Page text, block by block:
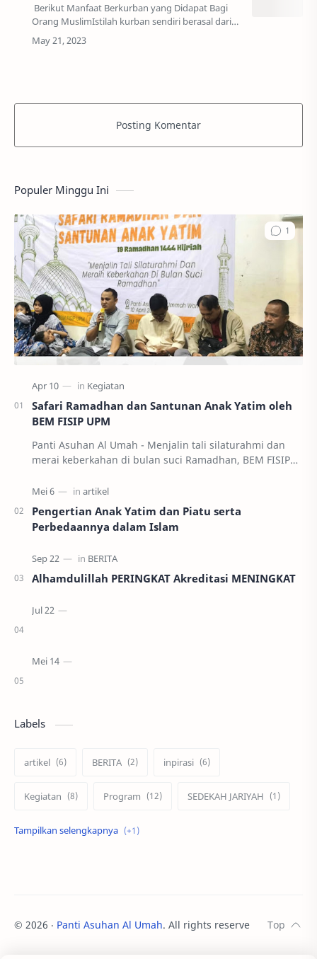
Berikut Manfaat Berkurban yang Didapat Bagi
Orang MuslimIstilah kurban sendiri berasal dari
bahasa Arab yakni Udhiyah yang memiliki arti
hewan ternak yang disembelih pada har…
Posting Komentar
Populer Minggu Ini
Safari Ramadhan dan Santunan Anak Yatim oleh
BEM FISIP UPM
Panti Asuhan Al Umah - Menjalin tali silaturahmi dan
merai keberkahan di bulan suci Ramadhan, BEM FISIP
Pengertian Anak Yatim dan Piatu serta
Perbedaannya dalam Islam
Alhamdulillah PERINGKAT Akreditasi MENINGKAT
Labels
artikel BERITA inpirasi
Kegiatan Program SEDEKAH JARIYAH
ZAKAT
© 2026 ‧ Panti Asuhan Al Umah. All rights reserved.